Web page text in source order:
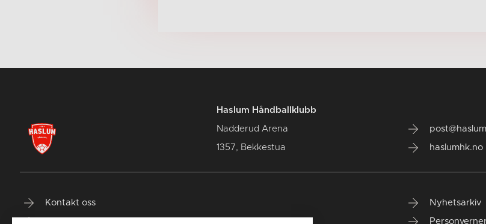
Haslum Håndballklubb
Nadderud Arena
1357, Bekkestua haslumhk.no
Kontakt oss Nyhetsarkiv